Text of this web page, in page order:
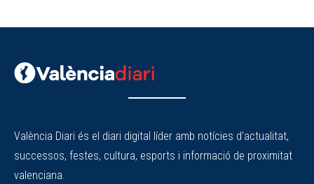
València Diari és el diari digital líder amb notícies d'actualitat,
successos, festes, cultura, esports i informació de proximitat
valenciana.